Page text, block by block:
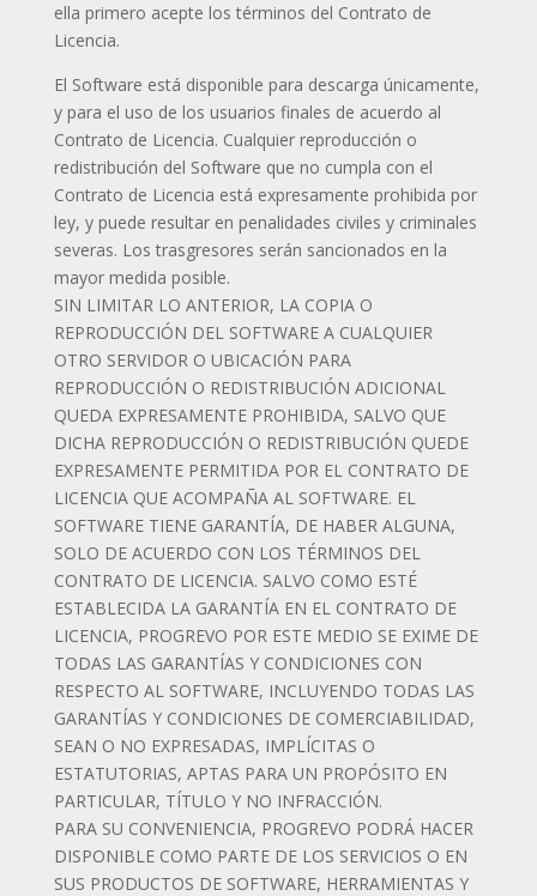
ella primero acepte los términos del Contrato de
Licencia.
El Software está disponible para descarga únicamente,
y para el uso de los usuarios finales de acuerdo al
Contrato de Licencia. Cualquier reproducción o
redistribución del Software que no cumpla con el
Contrato de Licencia está expresamente prohibida por
ley, y puede resultar en penalidades civiles y criminales
severas. Los trasgresores serán sancionados en la
mayor medida posible.
SIN LIMITAR LO ANTERIOR, LA COPIA O
REPRODUCCIÓN DEL SOFTWARE A CUALQUIER
OTRO SERVIDOR O UBICACIÓN PARA
REPRODUCCIÓN O REDISTRIBUCIÓN ADICIONAL
QUEDA EXPRESAMENTE PROHIBIDA, SALVO QUE
DICHA REPRODUCCIÓN O REDISTRIBUCIÓN QUEDE
EXPRESAMENTE PERMITIDA POR EL CONTRATO DE
LICENCIA QUE ACOMPAÑA AL SOFTWARE. EL
SOFTWARE TIENE GARANTÍA, DE HABER ALGUNA,
SOLO DE ACUERDO CON LOS TÉRMINOS DEL
CONTRATO DE LICENCIA. SALVO COMO ESTÉ
ESTABLECIDA LA GARANTÍA EN EL CONTRATO DE
LICENCIA, PROGREVO POR ESTE MEDIO SE EXIME DE
TODAS LAS GARANTÍAS Y CONDICIONES CON
RESPECTO AL SOFTWARE, INCLUYENDO TODAS LAS
GARANTÍAS Y CONDICIONES DE COMERCIABILIDAD,
SEAN O NO EXPRESADAS, IMPLÍCITAS O
ESTATUTORIAS, APTAS PARA UN PROPÓSITO EN
PARTICULAR, TÍTULO Y NO INFRACCIÓN.
PARA SU CONVENIENCIA, PROGREVO PODRÁ HACER
DISPONIBLE COMO PARTE DE LOS SERVICIOS O EN
SUS PRODUCTOS DE SOFTWARE, HERRAMIENTAS Y